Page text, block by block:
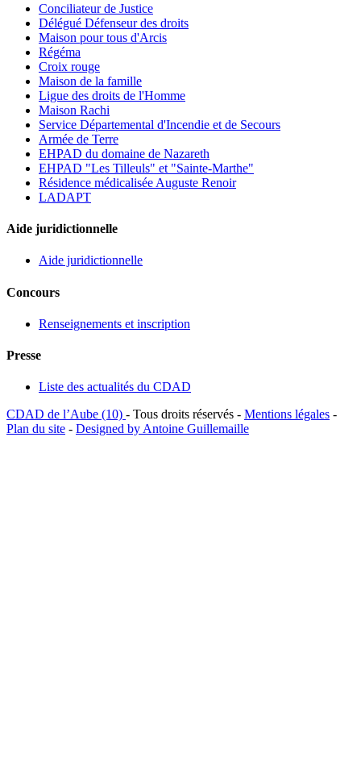
Conciliateur de Justice
Délégué Défenseur des droits
Maison pour tous d'Arcis
Régéma
Croix rouge
Maison de la famille
Ligue des droits de l'Homme
Maison Rachi
Service Départemental d'Incendie et de Secours
Armée de Terre
EHPAD du domaine de Nazareth
EHPAD "Les Tilleuls" et "Sainte-Marthe"
Résidence médicalisée Auguste Renoir
LADAPT
Aide juridictionnelle
Aide juridictionnelle
Concours
Renseignements et inscription
Presse
Liste des actualités du CDAD
CDAD de l’Aube (10) - Tous droits réservés - Mentions légales -
Plan du site - Designed by Antoine Guillemaille